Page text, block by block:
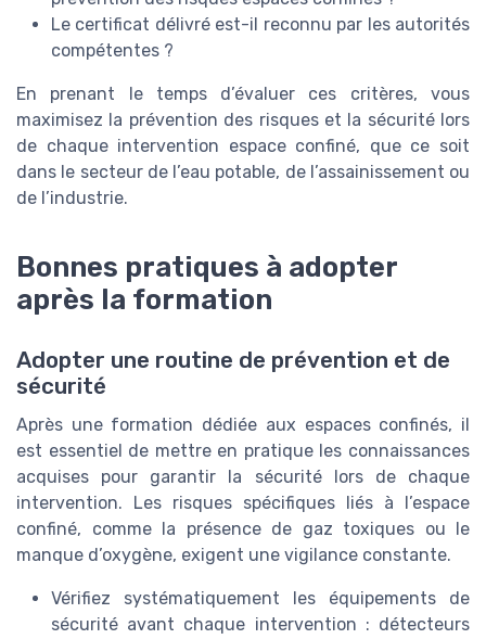
Le certificat délivré est-il reconnu par les autorités
compétentes ?
En prenant le temps d’évaluer ces critères, vous
maximisez la prévention des risques et la sécurité lors
de chaque intervention espace confiné, que ce soit
dans le secteur de l’eau potable, de l’assainissement ou
de l’industrie.
Bonnes pratiques à adopter
après la formation
Adopter une routine de prévention et de
sécurité
Après une formation dédiée aux espaces confinés, il
est essentiel de mettre en pratique les connaissances
acquises pour garantir la sécurité lors de chaque
intervention. Les risques spécifiques liés à l’espace
confiné, comme la présence de gaz toxiques ou le
manque d’oxygène, exigent une vigilance constante.
Vérifiez systématiquement les équipements de
sécurité avant chaque intervention : détecteurs